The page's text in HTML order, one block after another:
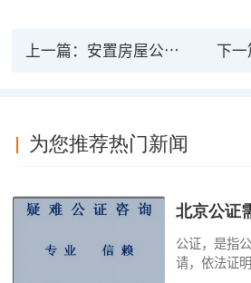
上一篇： 安置房屋公证法律效力 购买安置房需交哪些税 下一
为您推荐热门新闻
北京公证
公证，是指
请，依法证